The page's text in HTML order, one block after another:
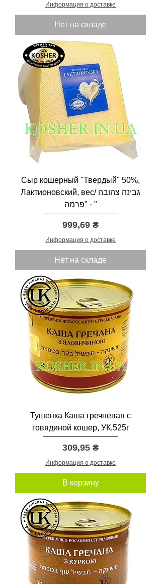
Информация о доставке
Нет на складе
Сыр кошерный "Твердый" 50%,
Лактионовский, вес/ גבינה צהובה
"פרמה - "
Цена
999,69 ₴
Информация о доставке
Нет на складе
Тушенка Каша гречневая с
говядиной кошер, УК,525г
Цена
309,95 ₴
Информация о доставке
В корзину